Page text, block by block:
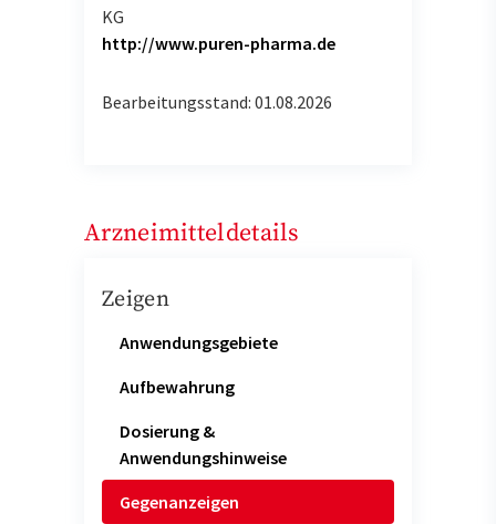
KG
http://www.puren-pharma.de
Bearbeitungsstand: 01.08.2026
Arzneimitteldetails
Zeigen
Anwendungsgebiete
Aufbewahrung
Dosierung &
Anwendungshinweise
Gegenanzeigen